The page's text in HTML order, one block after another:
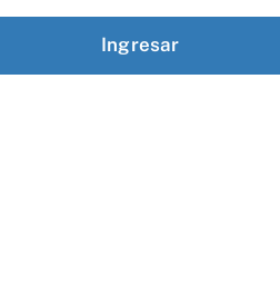
Ingresar